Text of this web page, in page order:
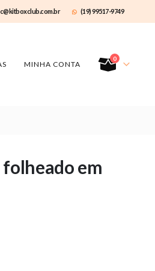
(19) 99517-9749
MINHA CONTA
0
em